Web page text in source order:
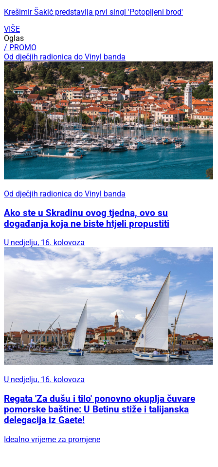
Krešimir Šakić predstavlja prvi singl 'Potopljeni brod'
VIŠE
Oglas
/ PROMO
Od dječjih radionica do Vinyl banda
Od dječjih radionica do Vinyl banda
Ako ste u Skradinu ovog tjedna, ovo su
događanja koja ne biste htjeli propustiti
U nedjelju, 16. kolovoza
U nedjelju, 16. kolovoza
Regata 'Za dušu i tilo' ponovno okuplja čuvare
pomorske baštine: U Betinu stiže i talijanska
delegacija iz Gaete!
Idealno vrijeme za promjene